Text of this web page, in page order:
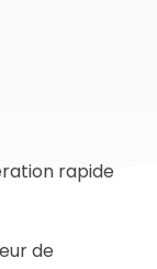
rapide
de